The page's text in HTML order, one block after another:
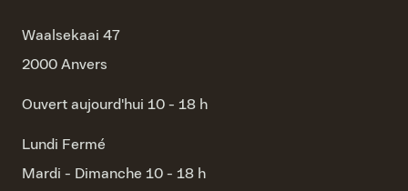
Waalsekaai 47
2000 Anvers
Ouvert aujourd'hui 10 - 18 h
Lundi Fermé
Mardi - Dimanche 10 - 18 h